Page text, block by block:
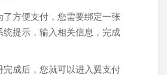
了方便支付，您需要绑定一张
统提示，输入相关信息，完成
完成后，您就可以进入翼支付